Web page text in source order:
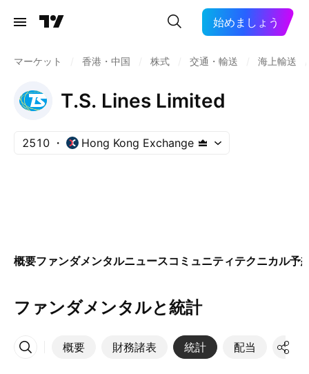
始めましょう
マーケット 香港・中国 株式 交通・輸送 海上輸送
T.S. Lines Limited
2510 Hong Kong Exchange
概要ファンダメンタルニュースコミュニティテクニカル予
ファンダメンタルと統計
概要 財務諸表 統計 配当 決算
その他